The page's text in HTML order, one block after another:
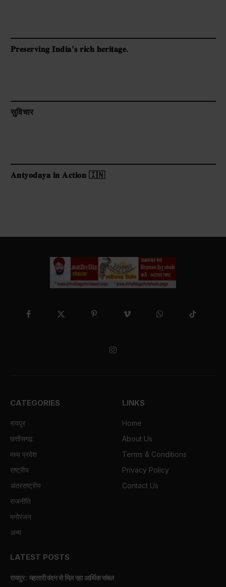
𝐏𝐫𝐞𝐬𝐞𝐫𝐯𝐢𝐧𝐠 𝐈𝐧𝐝𝐢𝐚’𝐬 𝐫𝐢𝐜𝐡 𝐡𝐞𝐫𝐢𝐭𝐚𝐠𝐞.
सुविचार
𝐀𝐧𝐭𝐲𝐨𝐝𝐚𝐲𝐚 𝐢𝐧 𝐀𝐜𝐭𝐢𝐨𝐧 🇮🇳
FacebookX
Pinterest Vimeo WhatsAppTikTok
Instagram
CATEGORIES
रायपुर
छत्तीसगढ़
मध्य प्रदेश
राष्ट्रीय
अंतरराष्ट्रीय
राजनीति
मनोरंजन
अन्य
LINKS
Home
About Us
Terms & Conditions
Privacy Policy
Contact Us
LATEST POSTS
रायपुर : महतारी वंदन से मिल रहा आर्थिक संबल